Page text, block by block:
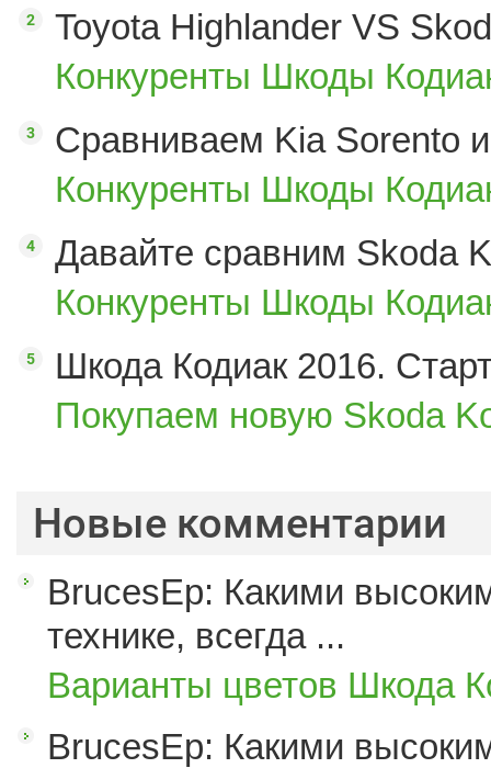
Toyota Highlander VS
Конкуренты Шкоды
Сравниваем Kia Sorento
Конкуренты Шкоды
Давайте сравним Skoda
Конкуренты Шкоды
Шкода Кодиак 2016.
Покупаем новую Skoda
Новые комментарии
BrucesEp: Какими
технике, всегда ...
Варианты цветов Шкода
BrucesEp: Какими